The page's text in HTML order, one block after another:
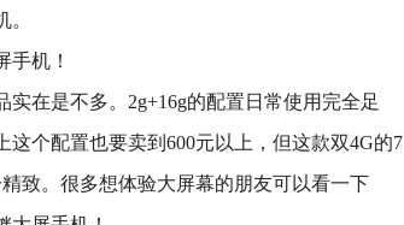
在是不多。2g+16g的配置日常使用完全足
个配置也要卖到600元以上，但这款双4G的7
致。很多想体验大屏幕的朋友可以看一下